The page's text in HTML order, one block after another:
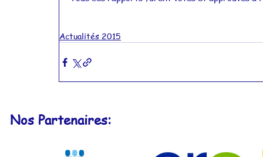
Actualités 2011
Actualités 2015
Nos Partenaires: